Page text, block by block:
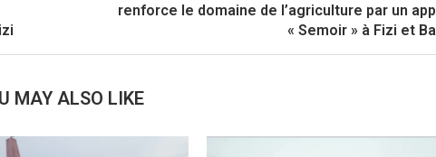
renforce le domaine de l’agriculture par un
« Semoir » à Fizi et
MAY ALSO LIKE